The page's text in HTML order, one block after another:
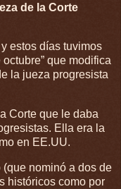
de la Corte
estos días tuvimos
que modifica
la jueza progresista
Corte que le daba
Ella era la
en EE.UU.
nominó a dos de
históricos como por